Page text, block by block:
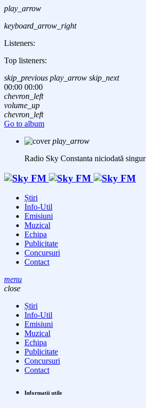
play_arrow
keyboard_arrow_right
Listeners:
Top listeners:
skip_previous play_arrow skip_next
00:00 00:00
chevron_left
volume_up
chevron_left
Go to album
play_arrow
Radio Sky Constanta niciodată singur
Știri
Info-Util
Emisiuni
Muzical
Echipa
Publicitate
Concursuri
Contact
menu
close
Știri
Info-Util
Emisiuni
Muzical
Echipa
Publicitate
Concursuri
Contact
Informatii utile